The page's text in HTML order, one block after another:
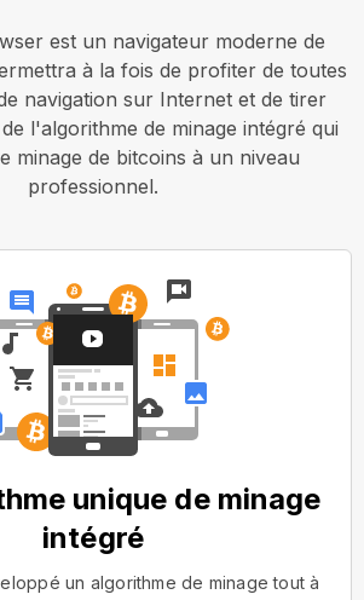
est un navigateur moderne de
à la fois de profiter de toutes
navigation sur Internet et de tirer
l'algorithme de minage intégré qui
minage de bitcoins à un niveau
professionnel.
unique de minage
intégré
un algorithme de minage tout à